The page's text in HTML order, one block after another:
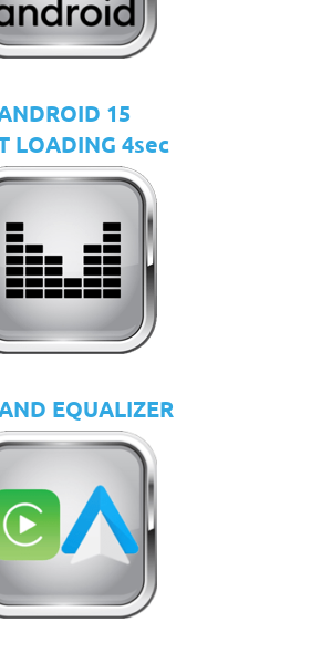
15
LOADING 4sec
EQUALIZER